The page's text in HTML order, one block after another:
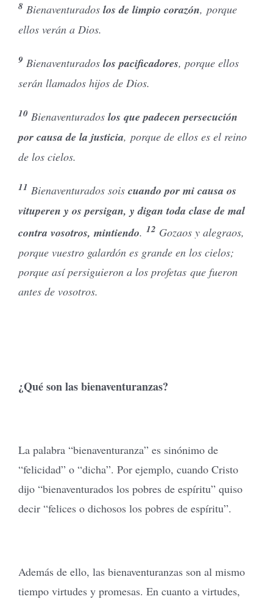
8 Bienaventurados los de limpio corazón, porque
ellos verán a Dios.
9 Bienaventurados los pacificadores, porque ellos
serán llamados hijos de Dios.
10 Bienaventurados los que padecen persecución
por causa de la justicia, porque de ellos es el reino
de los cielos.
11 Bienaventurados sois cuando por mi causa os
vituperen y os persigan, y digan toda clase de mal
contra vosotros, mintiendo. 12 Gozaos y alegraos,
porque vuestro galardón es grande en los cielos;
porque así persiguieron a los profetas que fueron
antes de vosotros.
¿Qué son las bienaventuranzas?
La palabra “bienaventuranza” es sinónimo de
“felicidad” o “dicha”. Por ejemplo, cuando Cristo
dijo “bienaventurados los pobres de espíritu” quiso
decir “felices o dichosos los pobres de espíritu”.
Además de ello, las bienaventuranzas son al mismo
tiempo virtudes y promesas. En cuanto a virtudes,